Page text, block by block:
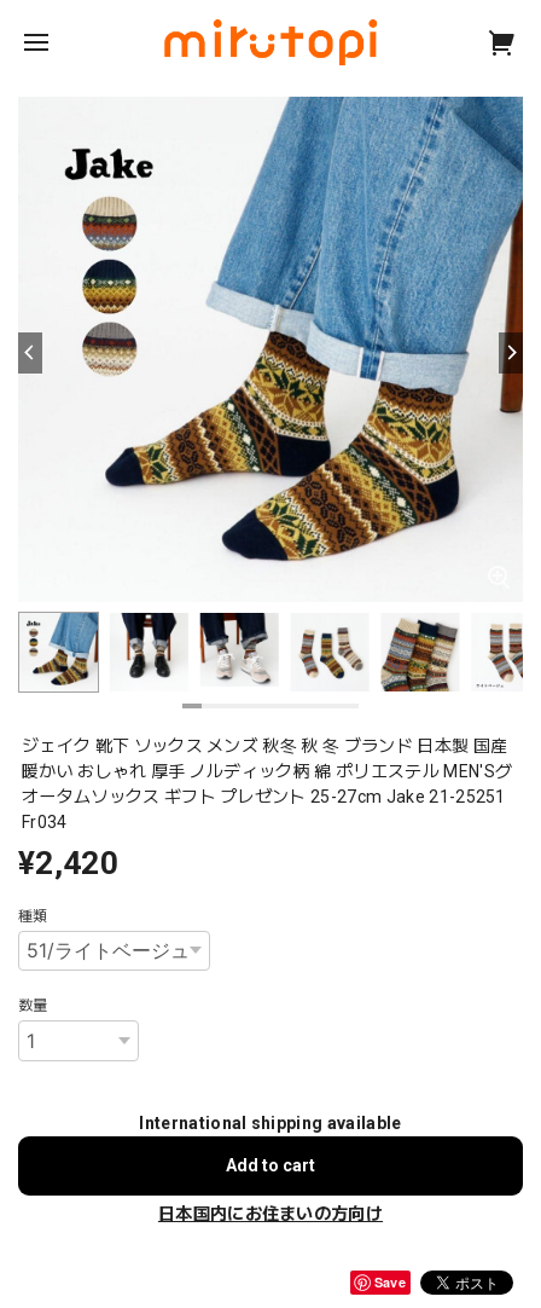
ジェイク 靴下 ソックス メンズ 秋冬 秋 冬 ブランド 日本製 国産
暖かい おしゃれ 厚手 ノルディック柄 綿 ポリエステル MEN'Sグ
オータムソックス ギフト プレゼント 25-27cm Jake 21-25251
Fr034
¥2,420
種類
数量
International shipping available
Add to cart
日本国内にお住まいの方向け
Save